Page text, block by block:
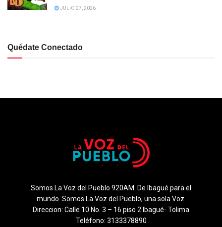
JULIO 27, 2026
Quédate Conectado
Somos La Voz del Pueblo 920AM. De Ibagué para el
mundo. Somos La Voz del Pueblo, una sola Voz.
Direccion: Calle 10 No. 3 – 16 piso 2 Ibagué- Tolima
Teléfono: 3133378890